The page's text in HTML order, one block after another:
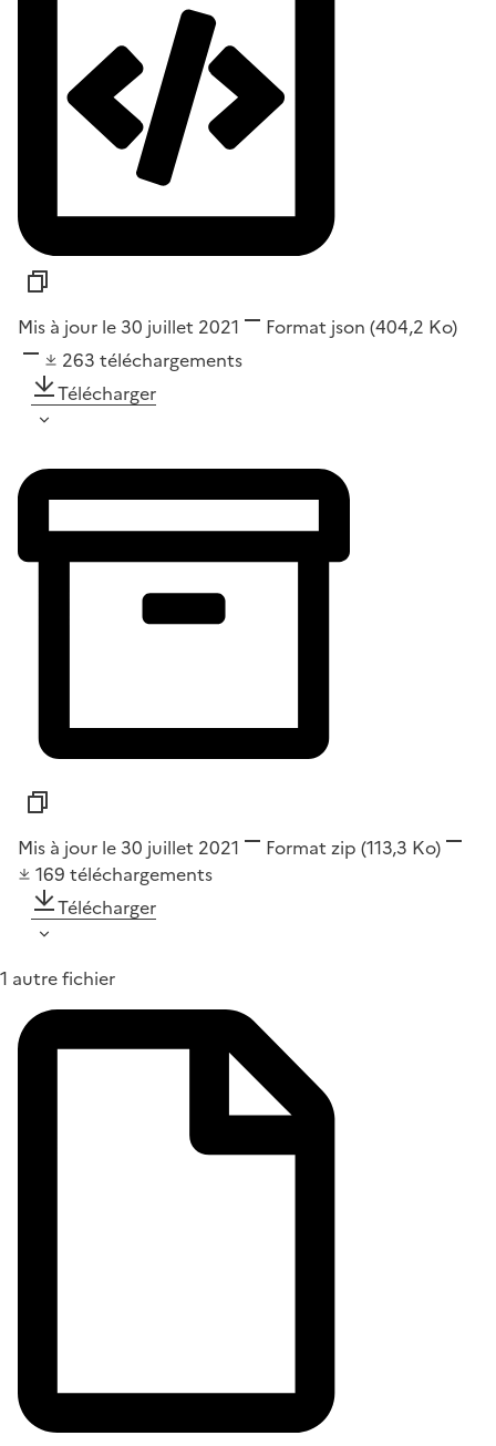
Mis à jour le 30 juillet 2021 Format json (404,2 Ko)
263 téléchargements
Télécharger
Mis à jour le 30 juillet 2021 Format zip (113,3 Ko)
169 téléchargements
Télécharger
1 autre fichier